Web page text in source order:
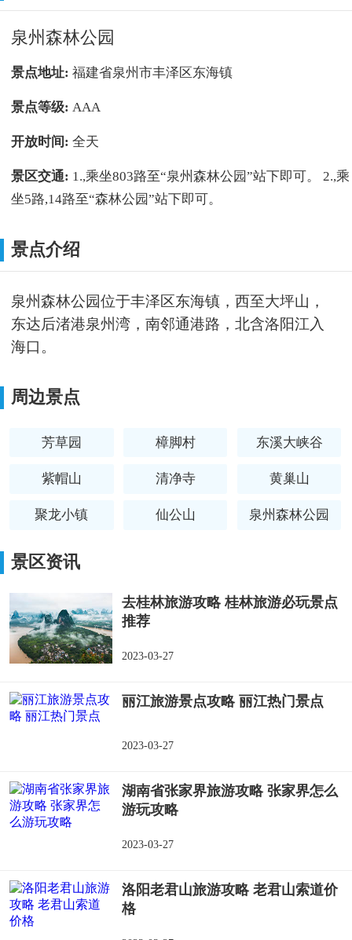
泉州森林公园
景点地址:福建省泉州市丰泽区东海镇
景点等级:AAA
开放时间:全天
景区交通: 1.,乘坐803路至“泉州森林公园”站下即可。 2.,乘
坐5路,14路至“森林公园”站下即可。
景点介绍
泉州森林公园位于丰泽区东海镇，西至大坪山，
东达后渚港泉州湾，南邻通港路，北含洛阳江入
海口。
周边景点
芳草园 樟脚村 东溪大峡谷
紫帽山 清净寺 黄巢山
聚龙小镇 仙公山 泉州森林公园
崇武
景区资讯
去桂林旅游攻略 桂林旅游必玩景点
推荐
2023-03-27
丽江旅游景点攻略 丽江热门景点
2023-03-27
湖南省张家界旅游攻略 张家界怎么
游玩攻略
2023-03-27
洛阳老君山旅游攻略 老君山索道价
格